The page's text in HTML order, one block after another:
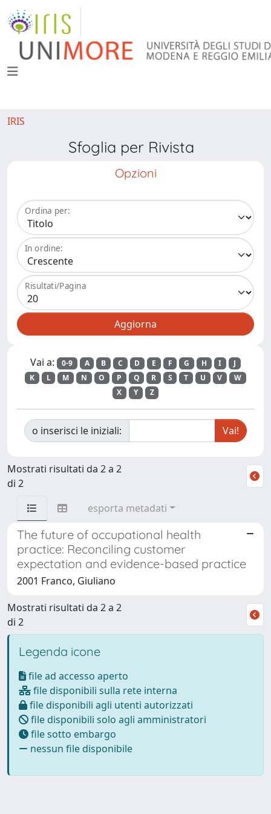
IRIS
Sfoglia per Rivista
Opzioni
Ordina per:
In ordine:
Risultati/Pagina
Vai a: 0-9 A B C D E F G H I
J
K
L M N O P Q R S T U V
W
X
Y Z
o inserisci le iniziali:
Mostrati risultati da 2 a 2
di 2
esporta metadati
The future of occupational health
practice: Reconciling customer
expectation and evidence-based practice
2001 Franco, Giuliano
Mostrati risultati da 2 a 2
di 2
Legenda icone
file ad accesso aperto
file disponibili sulla rete interna
file disponibili agli utenti autorizzati
file disponibili solo agli amministratori
file sotto embargo
nessun file disponibile